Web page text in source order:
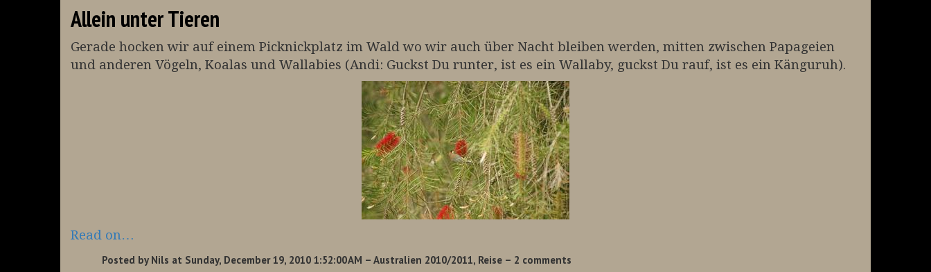
Allein unter Tieren
Gerade hocken wir auf einem Picknickplatz im Wald wo wir auch über Nacht bleiben werden, mitten zwischen Papageien
und anderen Vögeln, Koalas und Wallabies (Andi: Guckst Du runter, ist es ein Wallaby, guckst Du rauf, ist es ein Känguruh).
Read on…
Posted by Nils at Sunday, December 19, 2010 1:52:00 AM – Australien 2010/2011, Reise– 2 comments